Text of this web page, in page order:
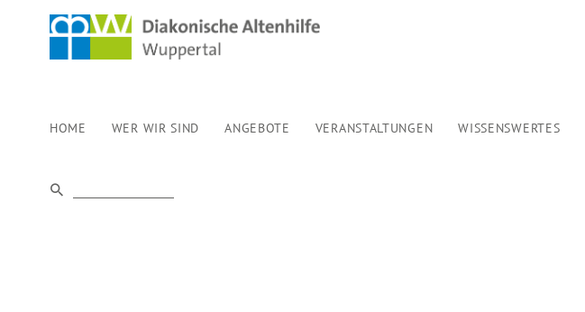
HOME WER WIR SIND ANGEBOTE VERANSTALTUNGEN WISSENSWERTES